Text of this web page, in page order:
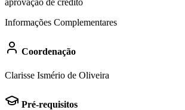
aprovação de crédito
Informações Complementares
Coordenação
Clarisse Ismério de Oliveira
Pré-requisitos